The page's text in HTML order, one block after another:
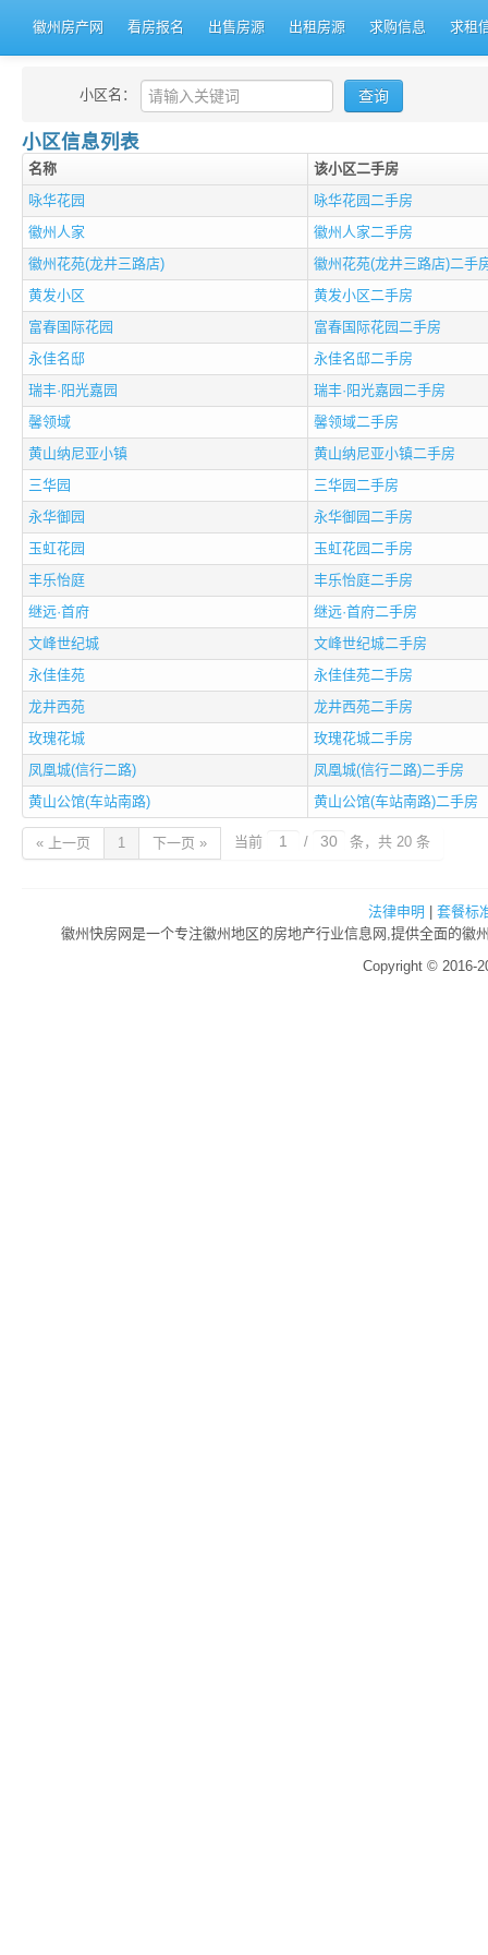
徽州房产网 看房报名 出售房源 出租房源 求购信息 求租
小区名：
小区信息列表
名称
该小区二手房
咏华花园
咏华花园二手房
徽州人家
徽州人家二手房
徽州花苑(龙井三路店)
徽州花苑(龙井三路店)二手
黄发小区
黄发小区二手房
富春国际花园
富春国际花园二手房
永佳名邸
永佳名邸二手房
瑞丰·阳光嘉园
瑞丰·阳光嘉园二手房
馨领域
馨领域二手房
黄山纳尼亚小镇
黄山纳尼亚小镇二手房
三华园
三华园二手房
永华御园
永华御园二手房
玉虹花园
玉虹花园二手房
丰乐怡庭
丰乐怡庭二手房
继远·首府
继远·首府二手房
文峰世纪城
文峰世纪城二手房
永佳佳苑
永佳佳苑二手房
龙井西苑
龙井西苑二手房
玫瑰花城
玫瑰花城二手房
凤凰城(信行二路)
凤凰城(信行二路)二手房
黄山公馆(车站南路)
黄山公馆(车站南路)二手房
« 上一页 1 下一页 » 当前 / 条，共 20 条
法律申明
套餐标
徽州快房网是一个专注徽州地区的房地产行业信息网,提供全面的
Copyright © 2016-